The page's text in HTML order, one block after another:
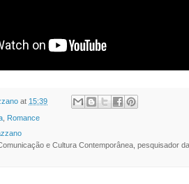
at 15:39
Romance
e Cultura Contemporânea, pesquisador